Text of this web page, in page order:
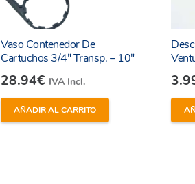
Vaso Contenedor De
Cartuchos 3/4″ Transp. – 10″
28.94€ IVA Incl.
AÑADIR AL CARRITO